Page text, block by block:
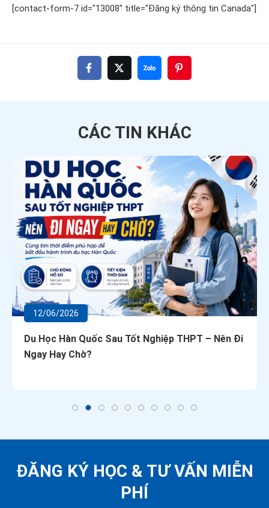
[contact-form-7 id="13008" title="Đăng ký thông tin Canada"]
CÁC TIN KHÁC
12/06/2026
Du Học Hàn Quốc Sau Tốt Nghiệp THPT – Nên Đi
Ngay Hay Chờ?
ĐĂNG KÝ HỌC & TƯ VẤN MIỄN
PHÍ